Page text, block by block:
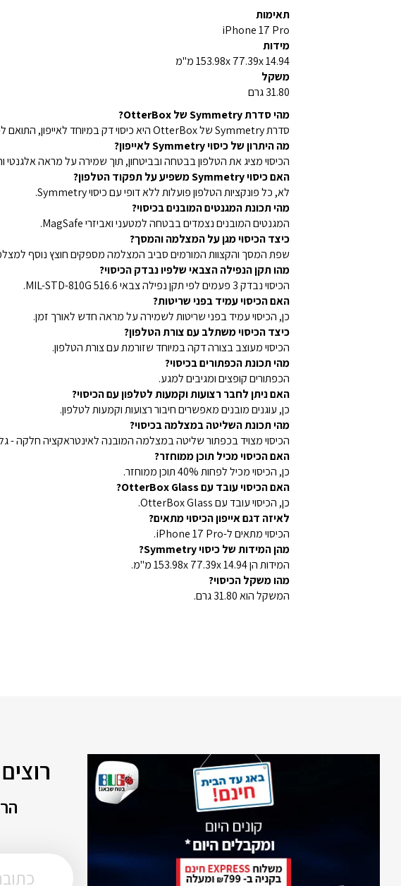
תאימות
iPhone 17 Pro
מידות
153.98x 77.39x 14.94 מ"מ
משקל
31.80 גרם
מהי סדרת Symmetry של OtterBox?
סדרת Symmetry של OtterBox היא כיסוי דק במיוחד לאייפון, התואם ל-MagSafe, שמגן על הטלפון מפני נפילות קשות ומשדרג את המראה שלו.
מה היתרון של כיסוי Symmetry לאייפון?
הכיסוי מציג את הטלפון בבטחה ובביטחון, תוך שמירה על מראה אלגנטי
האם כיסוי Symmetry משפיע על תפקוד הטלפון?
לא, כל פונקציות הטלפון פועלות ללא דופי עם כיסוי Symmetry.
מהי תכונת המגנטים המובנים בכיסוי?
המגנטים המובנים נצמדים בבטחה למטעני ואביזרי MagSafe.
כיצד הכיסוי מגן על המצלמה והמסך?
שפת המסך והקצוות המורמים סביב המצלמה מספקים חוצץ נוסף
מהו תקן הנפילה הצבאי שלפיו נבדק הכיסוי?
הכיסוי נבדק 3 פעמים לפי תקן נפילה צבאי MIL-STD-810G 516.6.
האם הכיסוי עמיד בפני שריטות?
כן, הכיסוי עמיד בפני שריטות לשמירה על מראה חדש לאורך זמן.
כיצד הכיסוי משתלב עם צורת הטלפון?
הכיסוי מעוצב בצורה דקה במיוחד שזורמת עם צורת הטלפון.
מהי תכונת הכפתורים בכיסוי?
הכפתורים קופצים ומגיבים למגע.
האם ניתן לחבר רצועות וקמעות לטלפון עם הכיסוי?
כן, עוגנים מובנים מאפשרים חיבור רצועות וקמעות לטלפון.
מהי תכונת השליטה במצלמה בכיסוי?
הכיסוי מצויד בכפתור שליטה במצלמה המובנה לאינטראקציה חלקה -
האם הכיסוי מכיל תוכן ממוחזר?
כן, הכיסוי מכיל לפחות 40% תוכן ממוחזר.
האם הכיסוי עובד עם OtterBox Glass?
כן, הכיסוי עובד עם OtterBox Glass.
לאיזה דגם אייפון הכיסוי מתאים?
הכיסוי מתאים ל-iPhone 17 Pro.
מהן המידות של כיסוי Symmetry?
המידות הן 153.98x 77.39x 14.94 מ"מ.
מהו משקל הכיסוי?
המשקל הוא 31.80 גרם.